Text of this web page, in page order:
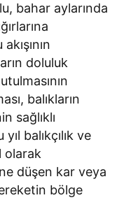
bahar aylarında
doluluk
balıkların
sağlıklı
balıkçılık ve
olarak
düşen kar veya
bölge